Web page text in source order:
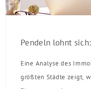
Eine Analyse des
größten Städte zeigt,